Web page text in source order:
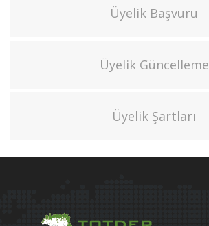
Üyelik Başvuru
Üyelik Güncelleme
Üyelik Şartları